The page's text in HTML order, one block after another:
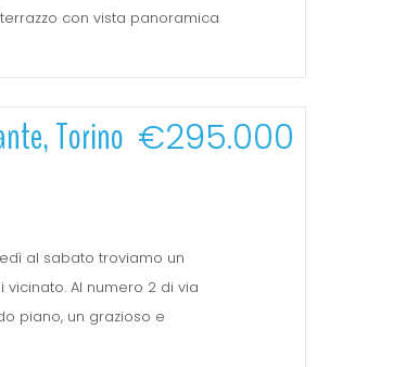
con vista panoramica
Torino
al sabato troviamo un
Al numero 2 di via
piano, un grazioso e
€295.000